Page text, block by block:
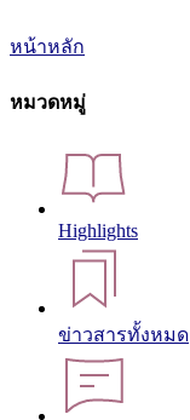
หน้าหลัก
หมวดหมู่
Highlights
ข่าวสารทั้งหมด